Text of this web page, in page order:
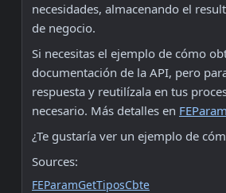
necesidades, almacenando el
de negocio.
Si necesitas el ejemplo de cómo
documentación de la API, pero
respuesta y reutilízala en tus
necesario. Más detalles en
¿Te gustaría ver un ejemplo de
Sources:
FEParamGetTiposCbte